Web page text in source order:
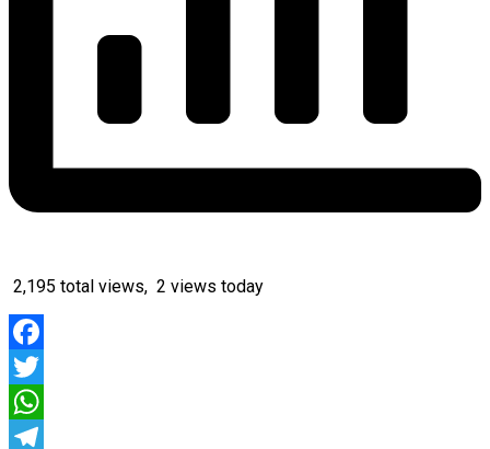
2,195 total views, 2 views today
Facebook
Twitter
WhatsApp